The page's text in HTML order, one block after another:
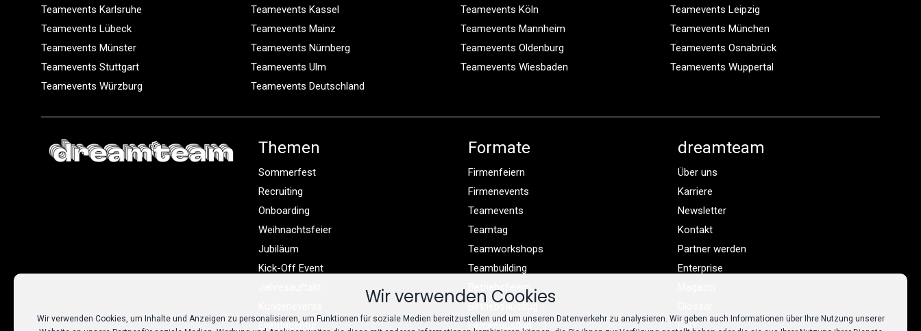
Teamevents Karlsruhe
Teamevents Kassel Teamevents Köln
Teamevents Leipzig
Teamevents Lübeck
Teamevents Mainz Teamevents Mannheim
Teamevents München
Teamevents Münster
Teamevents Nürnberg Teamevents Oldenburg
Teamevents Osnabrück
Teamevents Stuttgart
Teamevents Ulm Teamevents Wiesbaden
Teamevents Wuppertal
Teamevents Würzburg
Teamevents Deutschland
Themen
Sommerfest
Recruiting
Onboarding
Weihnachtsfeier
Jubiläum
Kick-Off Event
Eventagentur
Formate
Firmenfeiern
Firmenevents
Teamevents
Teamtag
Teamworkshops
Teambuilding
Betriebsfeiern
Betriebsausflug
Firmenausflug
dreamteam
Über uns
Karriere
Newsletter
Kontakt
Partner werden
Enterprise
FAQ
Wir verwenden Cookies
Wir verwenden Cookies, um Inhalte und Anzeigen zu personalisieren, um Funktionen für soziale Medien bereitzustellen und um unseren Datenverkehr zu analysieren. Wir geben auch Informationen über Ihre Nutzung unserer